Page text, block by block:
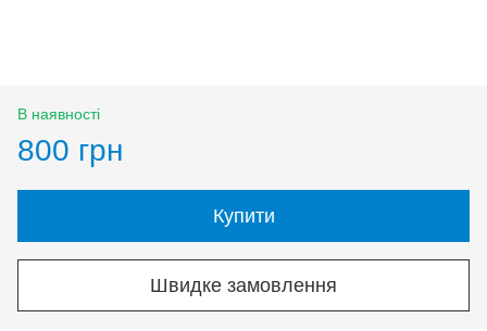
В наявності
800 грн
Купити
Швидке замовлення